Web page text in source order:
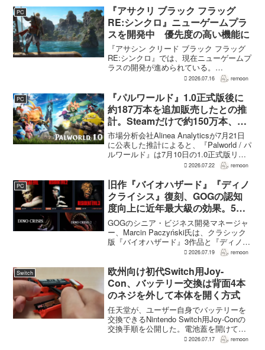
挙動、クールダウン時間、使いやすさが
見直され...
PC
『アサクリ ブラック フラッグ
RE:シンクロ』ニューゲームプラ
スを開発中 優先度の高い機能に
『アサシン クリード ブラック フラッグ
RE:シンクロ』では、現在ニューゲームプ
ラスの開発が進められている。
GamesRadar+によると、ゲームディレク
JorRaptor氏による...
2026.07.16 remoon
PC
『パルワールド』1.0正式版後に
約187万本を追加販売したとの推
計。Steamだけで約150万本、累
計3050万本規模
市場分析会社Alinea Analyticsが7月21日
に公表した推計によると、『Palworld / パ
ルワールド』は7月10日の1.0正式版リリ
ース後、Steamで約150万本、PS5で約30
各プ...
2026.07.22 remoon
PC
旧作『バイオハザード』『ディノ
クライシス』復刻、GOGの認知
度向上に近年最大級の効果。5作
品は90％超の肯定的評価
GOGのシニア・ビジネス開発マネージャ
ー、Marcin Paczyński氏は、クラシック
版『バイオハザード』3作品と『ディノク
ライシス』2作品の復刻が、近年のGOG
上に認知度向上へ貢献したと語った。現
在...
2026.07.19 remoon
Switch
欧州向け初代Switch用Joy-
Con、バッテリー交換は背面4本
のネジを外して本体を開く方式
任天堂が、ユーザー自身でバッテリーを
交換できるNintendo Switch用Joy-Conの
交換手順を公開した。電池蓋を開けて入
れ替える方式ではなく、背面のネジ4本を
2026.07.17 remoon